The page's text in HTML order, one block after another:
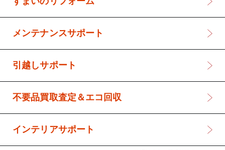
メンテナンスサポート
引越しサポート
不要品買取査定＆エコ回収
インテリアサポート